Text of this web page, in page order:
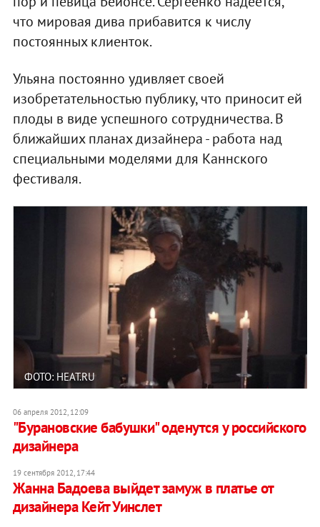
что мировая дива прибавится к числу
постоянных клиенток.
Ульяна постоянно удивляет своей
изобретательностью публику, что приносит ей
плоды в виде успешного сотрудничества. В
ближайших планах дизайнера - работа над
специальными моделями для Каннского
фестиваля.
ФОТО: HEAT.RU
06 апреля 2012, 12:09
"Бурановские бабушки" оденутся у российского
дизайнера
19 сентября 2012, 17:44
Жанна Бадоева выйдет замуж в платье от
дизайнера Кейт Уинслет